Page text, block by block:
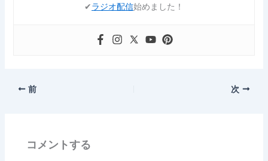
✔︎ラジオ配信始めました！
前 次
コメントする